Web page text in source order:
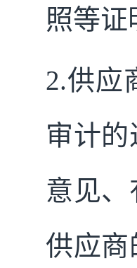
照等证
2.供应
审计
意见
供应